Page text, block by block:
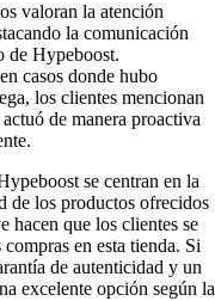
valoran la atención
la comunicación
de Hypeboost.
casos donde hubo
los clientes mencionan
de manera proactiva
se centran en la
de los productos ofrecidos
hacen que los clientes se
en esta tienda. Si
de autenticidad y un
excelente opción según la